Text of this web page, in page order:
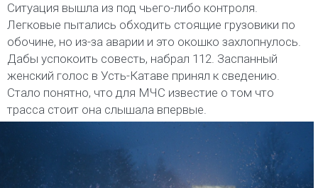
Ситуация вышла из под чьего-либо контроля.
Легковые пытались обходить стоящие грузовики по
обочине, но из-за аварии и это окошко захлопнулось.
Дабы успокоить совесть, набрал 112. Заспанный
женский голос в Усть-Катаве принял к сведению.
Стало понятно, что для МЧС известие о том что
трасса стоит она слышала впервые.